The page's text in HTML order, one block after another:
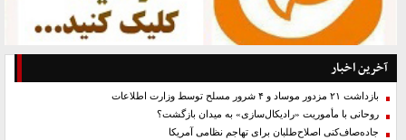
آخرین اخبار
بازداشت ۲۱ مزدور موساد و ۴ شرور مسلح توسط وزارت اطلاعات
روحانی با مأموریت «رادیکال‌سازی» به میدان بازگشت؟
جاده‌صاف‌کنی اصلاح‌طلبان برای تهاجم نظامی آمریکا